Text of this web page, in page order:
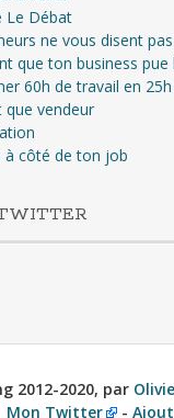
Le Débat
ne vous disent pas
que ton business pue
60h de travail en 25h
vendeur
à côté de ton job
2012-2020, par
Mon Twitter -